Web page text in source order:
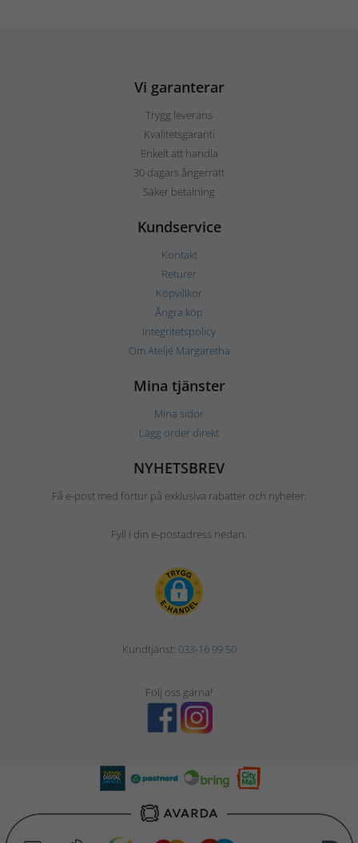
Vi garanterar
Trygg leverans
Kvalitetsgaranti
Enkelt att handla
30 dagars ångerrätt
Säker betalning
Kundservice
Kontakt
Returer
Köpvillkor
Ångra köp
Integritetspolicy
Om Ateljé Margaretha
Mina tjänster
Mina sidor
Lägg order direkt
NYHETSBREV
Få e-post med förtur på exklusiva rabatter och nyheter.
Fyll i din e-postadress nedan.
Kundtjänst: 033-16 99 50
Följ oss gärna!